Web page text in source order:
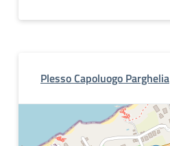
Plesso Capoluogo Parghelia